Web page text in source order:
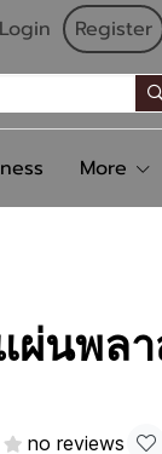
Login Register
More
ผ่นพล
no reviews